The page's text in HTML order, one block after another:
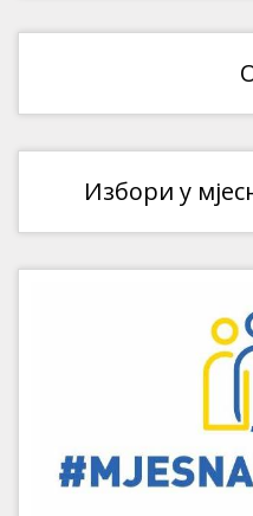
Избори у